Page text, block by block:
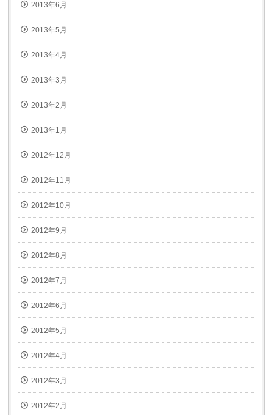
2013年6月
2013年5月
2013年4月
2013年3月
2013年2月
2013年1月
2012年12月
2012年11月
2012年10月
2012年9月
2012年8月
2012年7月
2012年6月
2012年5月
2012年4月
2012年3月
2012年2月